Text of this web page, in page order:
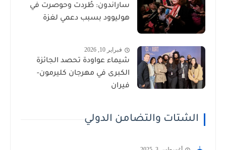
ساراندون: طُردت وحوصرت في
هوليوود بسبب دعمي لغزة
فبراير 10, 2026
شيماء عواودة تحصد الجائزة
الكبرى في مهرجان كليرمون-
فيران
الشتات والتضامن الدولي